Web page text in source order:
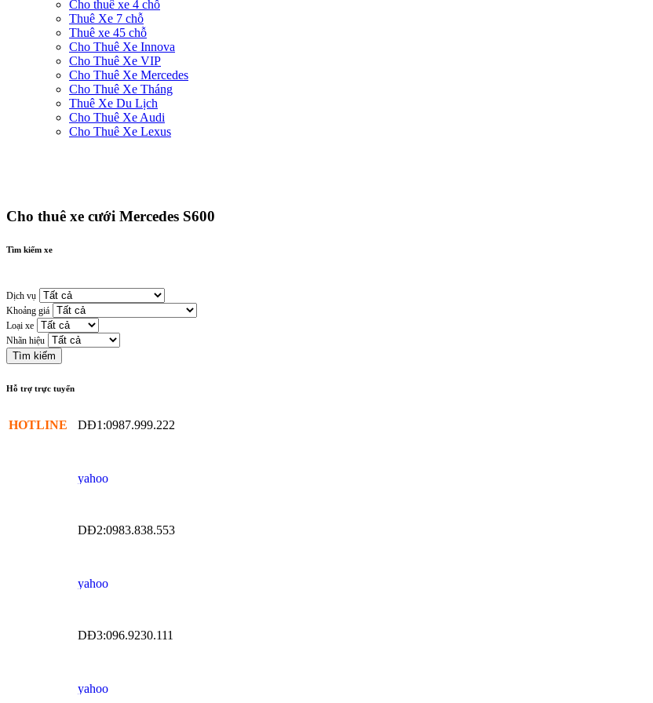
Cho thuê xe 4 chỗ
Thuê Xe 7 chỗ
Thuê xe 45 chỗ
Cho Thuê Xe Innova
Cho Thuê Xe VIP
Cho Thuê Xe Mercedes
Cho Thuê Xe Tháng
Thuê Xe Du Lịch
Cho Thuê Xe Audi
Cho Thuê Xe Lexus
Cho thuê xe cưới Mercedes S600
Tìm kiếm xe
Dịch vụ
Khoảng giá
Loại xe
Nhãn hiệu
Hỗ trợ trực tuyến
HOTLINE DĐ1:0987.999.222
DĐ2:0983.838.553
DĐ3:096.9230.111